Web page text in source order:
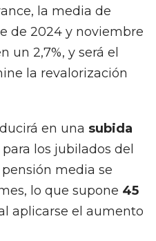
la media de
de 2024 y noviembre
un 2,7%, y será el
la revalorización
en una subida
para los jubilados del
media se
lo que supone 45
aplicarse el aumento